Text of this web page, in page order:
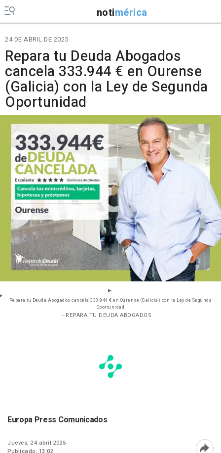
notimérica
24 DE ABRIL DE 2025
Repara tu Deuda Abogados
cancela 333.944 € en Ourense
(Galicia) con la Ley de Segunda
Oportunidad
Repara tu Deuda Abogados cancela 333.944 € en Ourense (Galicia) con la Ley de Segunda
Oportunidad
- REPARA TU DEUDA ABOGADOS
Europa Press Comunicados
Jueves, 24 abril 2025
Publicado: 13:02